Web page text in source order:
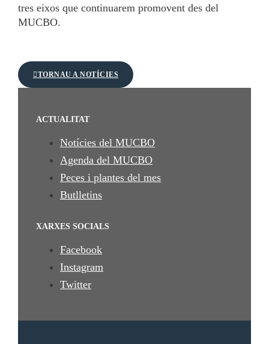
tres eixos que continuarem promovent des del
MUCBO.
TORNAU A NOTÍCIES
ACTUALITAT
Notícies del MUCBO
Agenda del MUCBO
Peces i plantes del mes
Butlletins
XARXES SOCIALS
Facebook
Instagram
Twitter